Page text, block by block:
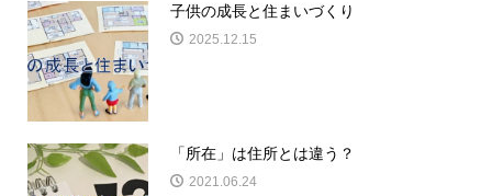
子供の成長と住まいづくり
2025.12.15
「所在」は住所とは違う？
2021.06.24